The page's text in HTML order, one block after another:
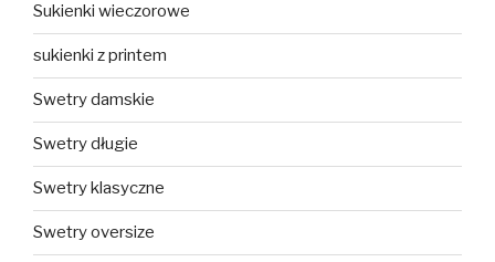
Sukienki wieczorowe
sukienki z printem
Swetry damskie
Swetry długie
Swetry klasyczne
Swetry oversize